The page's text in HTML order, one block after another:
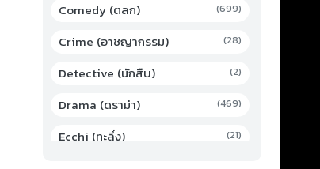
Comedy (ตลก) (699)
Crime (อาชญากรรม) (28)
Detective (นักสืบ) (2)
Drama (ดราม่า) (469)
Ecchi (ทะลึ่ง) (21)